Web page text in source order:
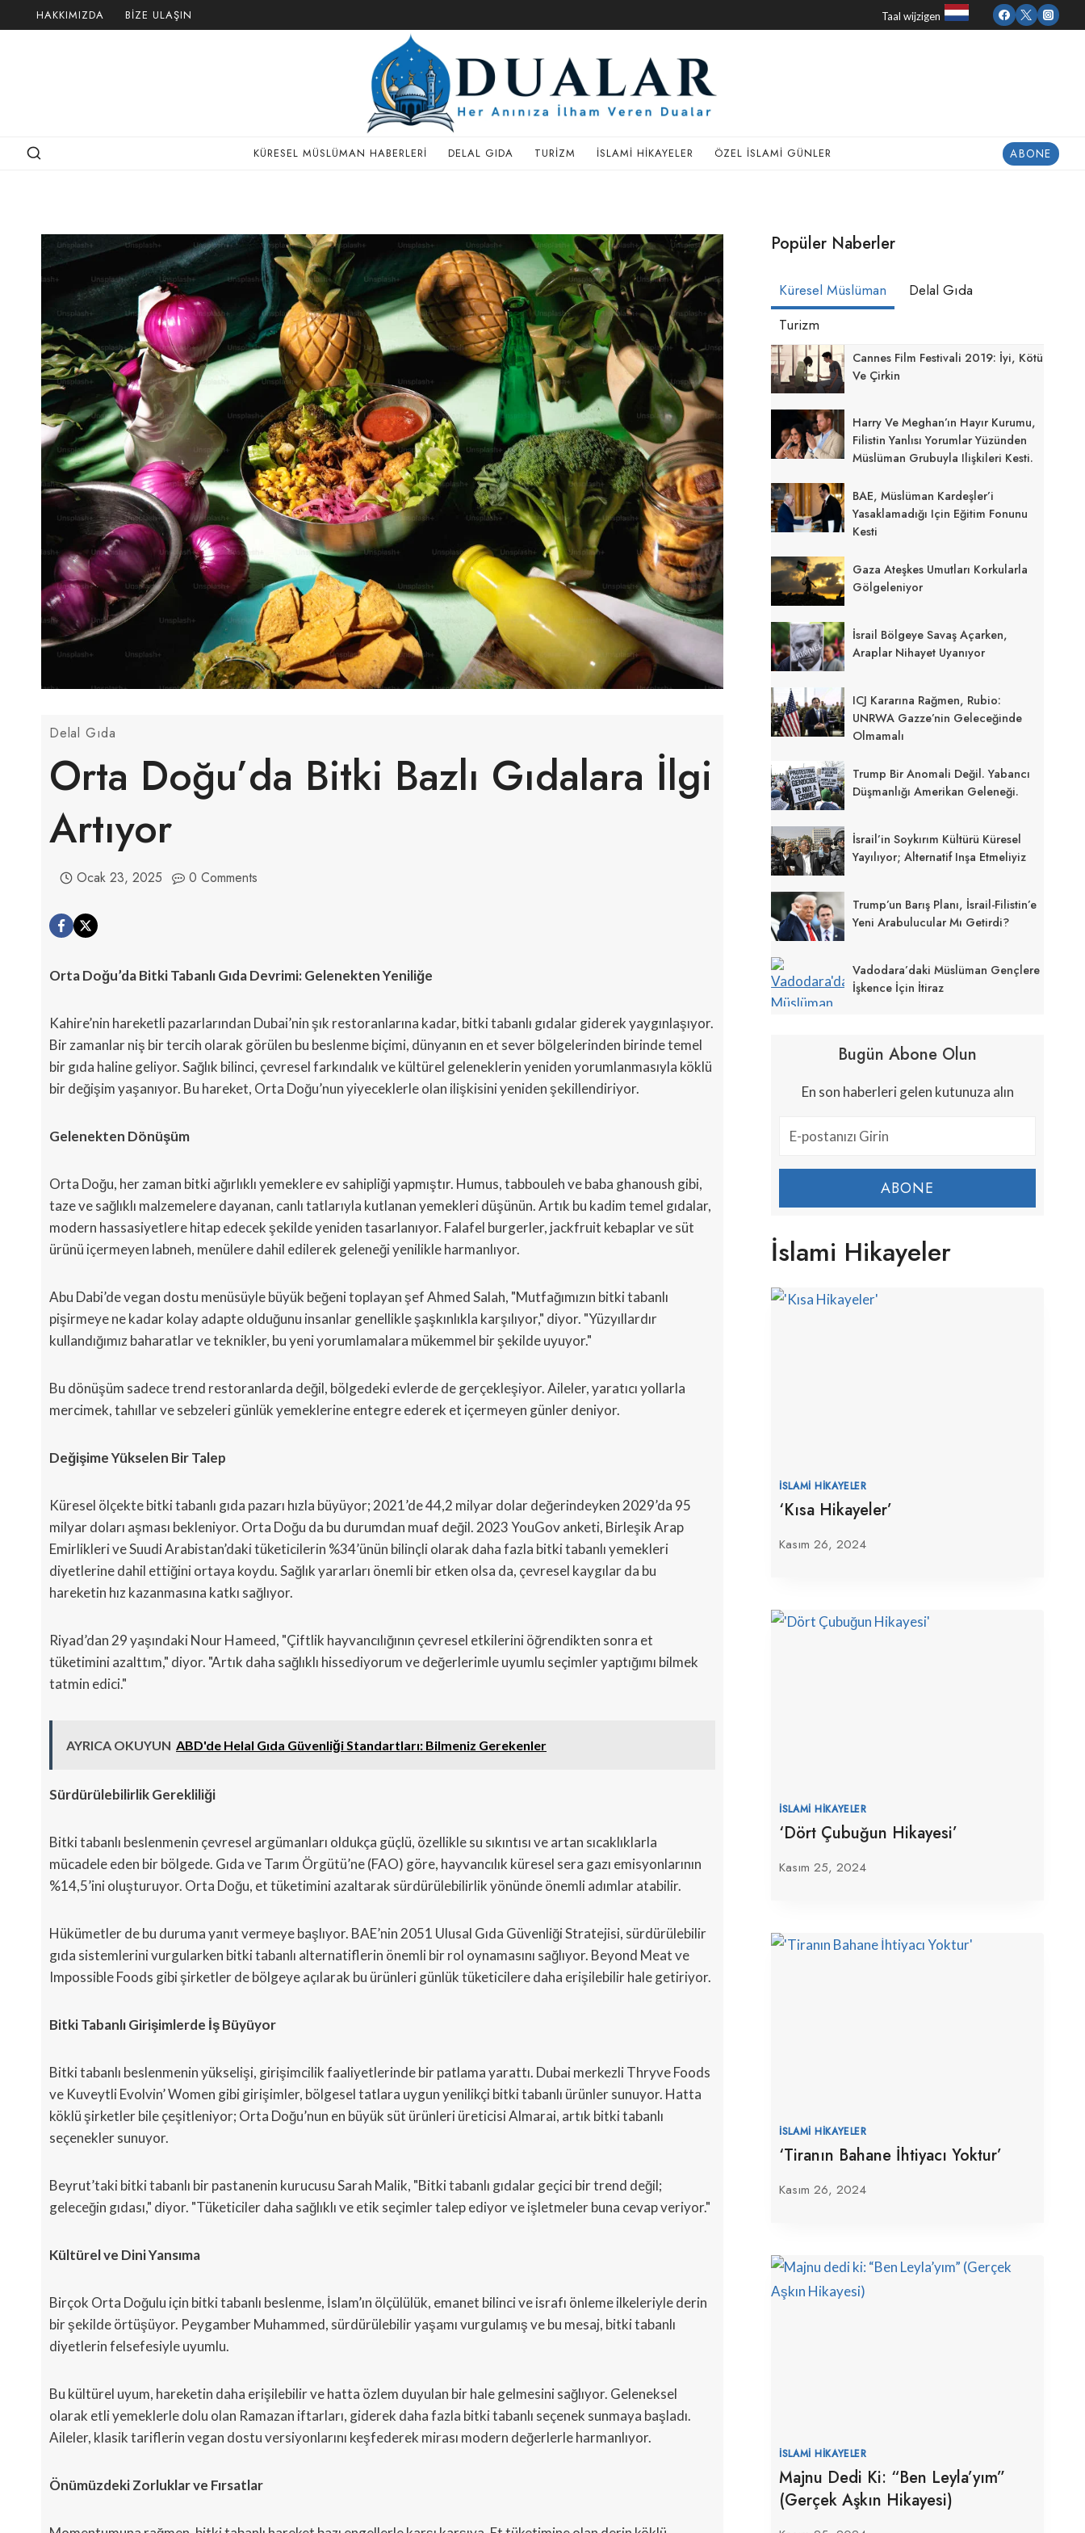
to
HAKKIMIZDA BIZE ULAŞIN Taal wijzigen
KÜRESEL MÜSLÜMAN HABERLERI DELAL GIDA TURIZM İSLAMI HIKAYELER ÖZEL İSLAMI GÜNLER ABONE
Delal Gıda
Orta Doğu’da Bitki Bazlı Gıdalara İlgi
Artıyor
Ocak 23, 2025 0 Comments
Orta Doğu’da Bitki Tabanlı Gıda Devrimi: Gelenekten Yeniliğe
Kahire’nin hareketli pazarlarından Dubai’nin şık restoranlarına kadar, bitki tabanlı gıdalar giderek yaygınlaşıyor.
Bir zamanlar niş bir tercih olarak görülen bu beslenme biçimi, dünyanın en et sever bölgelerinden birinde temel
bir gıda haline geliyor. Sağlık bilinci, çevresel farkındalık ve kültürel geleneklerin yeniden yorumlanmasıyla köklü
bir değişim yaşanıyor. Bu hareket, Orta Doğu’nun yiyeceklerle olan ilişkisini yeniden şekillendiriyor.
Gelenekten Dönüşüm
Orta Doğu, her zaman bitki ağırlıklı yemeklere ev sahipliği yapmıştır. Humus, tabbouleh ve baba ghanoush gibi,
taze ve sağlıklı malzemelere dayanan, canlı tatlarıyla kutlanan yemekleri düşünün. Artık bu kadim temel gıdalar,
modern hassasiyetlere hitap edecek şekilde yeniden tasarlanıyor. Falafel burgerler, jackfruit kebaplar ve süt
ürünü içermeyen labneh, menülere dahil edilerek geleneği yenilikle harmanlıyor.
Abu Dabi’de vegan dostu menüsüyle büyük beğeni toplayan şef Ahmed Salah, "Mutfağımızın bitki tabanlı
pişirmeye ne kadar kolay adapte olduğunu insanlar genellikle şaşkınlıkla karşılıyor," diyor. "Yüzyıllardır
kullandığımız baharatlar ve teknikler, bu yeni yorumlamalara mükemmel bir şekilde uyuyor."
Bu dönüşüm sadece trend restoranlarda değil, bölgedeki evlerde de gerçekleşiyor. Aileler, yaratıcı yollarla
mercimek, tahıllar ve sebzeleri günlük yemeklerine entegre ederek et içermeyen günler deniyor.
Değişime Yükselen Bir Talep
Küresel ölçekte bitki tabanlı gıda pazarı hızla büyüyor; 2021’de 44,2 milyar dolar değerindeyken 2029’da 95
milyar doları aşması bekleniyor. Orta Doğu da bu durumdan muaf değil. 2023 YouGov anketi, Birleşik Arap
Emirlikleri ve Suudi Arabistan’daki tüketicilerin %34’ünün bilinçli olarak daha fazla bitki tabanlı yemekleri
diyetlerine dahil ettiğini ortaya koydu. Sağlık yararları önemli bir etken olsa da, çevresel kaygılar da bu
hareketin hız kazanmasına katkı sağlıyor.
Riyad’dan 29 yaşındaki Nour Hameed, "Çiftlik hayvancılığının çevresel etkilerini öğrendikten sonra et
tüketimini azalttım," diyor. "Artık daha sağlıklı hissediyorum ve değerlerimle uyumlu seçimler yaptığımı bilmek
tatmin edici."
AYRICA OKUYUN ABD'de Helal Gıda Güvenliği Standartları: Bilmeniz Gerekenler
Sürdürülebilirlik Gerekliliği
Bitki tabanlı beslenmenin çevresel argümanları oldukça güçlü, özellikle su sıkıntısı ve artan sıcaklıklarla
mücadele eden bir bölgede. Gıda ve Tarım Örgütü’ne (FAO) göre, hayvancılık küresel sera gazı emisyonlarının
%14,5’ini oluşturuyor. Orta Doğu, et tüketimini azaltarak sürdürülebilirlik yönünde önemli adımlar atabilir.
Hükümetler de bu duruma yanıt vermeye başlıyor. BAE’nin 2051 Ulusal Gıda Güvenliği Stratejisi, sürdürülebilir
gıda sistemlerini vurgularken bitki tabanlı alternatiflerin önemli bir rol oynamasını sağlıyor. Beyond Meat ve
Impossible Foods gibi şirketler de bölgeye açılarak bu ürünleri günlük tüketicilere daha erişilebilir hale getiriyor.
Bitki Tabanlı Girişimlerde İş Büyüyor
Bitki tabanlı beslenmenin yükselişi, girişimcilik faaliyetlerinde bir patlama yarattı. Dubai merkezli Thryve Foods
ve Kuveytli Evolvin’ Women gibi girişimler, bölgesel tatlara uygun yenilikçi bitki tabanlı ürünler sunuyor. Hatta
köklü şirketler bile çeşitleniyor; Orta Doğu’nun en büyük süt ürünleri üreticisi Almarai, artık bitki tabanlı
seçenekler sunuyor.
Beyrut’taki bitki tabanlı bir pastanenin kurucusu Sarah Malik, "Bitki tabanlı gıdalar geçici bir trend değil;
geleceğin gıdası," diyor. "Tüketiciler daha sağlıklı ve etik seçimler talep ediyor ve işletmeler buna cevap veriyor."
Kültürel ve Dini Yansıma
Birçok Orta Doğulu için bitki tabanlı beslenme, İslam’ın ölçülülük, emanet bilinci ve israfı önleme ilkeleriyle derin
bir şekilde örtüşüyor. Peygamber Muhammed, sürdürülebilir yaşamı vurgulamış ve bu mesaj, bitki tabanlı
diyetlerin felsefesiyle uyumlu.
Bu kültürel uyum, hareketin daha erişilebilir ve hatta özlem duyulan bir hale gelmesini sağlıyor. Geleneksel
olarak etli yemeklerle dolu olan Ramazan iftarları, giderek daha fazla bitki tabanlı seçenek sunmaya başladı.
Aileler, klasik tariflerin vegan dostu versiyonlarını keşfederek mirası modern değerlerle harmanlıyor.
Önümüzdeki Zorluklar ve Fırsatlar
Popüler Naberler
Küresel Müslüman
Delal Gıda
Turizm
Cannes Film Festivali 2019: İyi, Kötü
Ve Çirkin
Harry Ve Meghan’ın Hayır Kurumu,
Filistin Yanlısı Yorumlar Yüzünden
Müslüman Grubuyla Ilişkileri Kesti.
BAE, Müslüman Kardeşler’i
Yasaklamadığı Için Eğitim Fonunu
Kesti
Gaza Ateşkes Umutları Korkularla
Gölgeleniyor
İsrail Bölgeye Savaş Açarken,
Araplar Nihayet Uyanıyor
ICJ Kararına Rağmen, Rubio:
UNRWA Gazze’nin Geleceğinde
Olmamalı
Trump Bir Anomali Değil. Yabancı
Düşmanlığı Amerikan Geleneği.
İsrail’in Soykırım Kültürü Küresel
Yayılıyor; Alternatif Inşa Etmeliyiz
Trump’un Barış Planı, İsrail-Filistin’e
Yeni Arabulucular Mı Getirdi?
Vadodara’daki Müslüman Gençlere
İşkence İçin İtiraz
Bugün Abone Olun
En son haberleri gelen kutunuza alın
ABONE
İslami Hikayeler
İSLAMI HIKAYELER
‘Kısa Hikayeler’
Kasım 26, 2024
İSLAMI HIKAYELER
‘Dört Çubuğun Hikayesi’
Kasım 25, 2024
İSLAMI HIKAYELER
‘Tiranın Bahane İhtiyacı Yoktur’
Kasım 26, 2024
İSLAMI HIKAYELER
Majnu Dedi Ki: “Ben Leyla’yım”
(Gerçek Aşkın Hikayesi)